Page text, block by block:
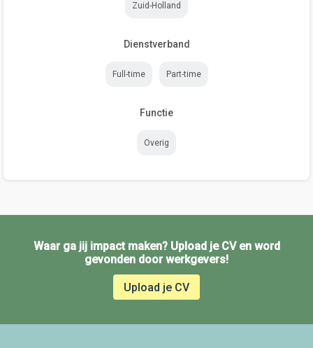
Zuid-Holland
Dienstverband
Full-time Part-time
Functie
Overig
Waar ga jij impact maken? Upload je CV en word
gevonden door werkgevers!
Upload je CV